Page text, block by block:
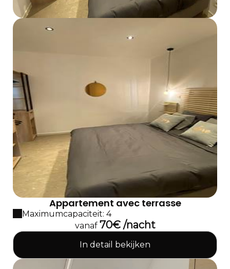
Appartement avec terrasse
Maximumcapaciteit: 4
vanaf 70€ /nacht
In detail bekijken